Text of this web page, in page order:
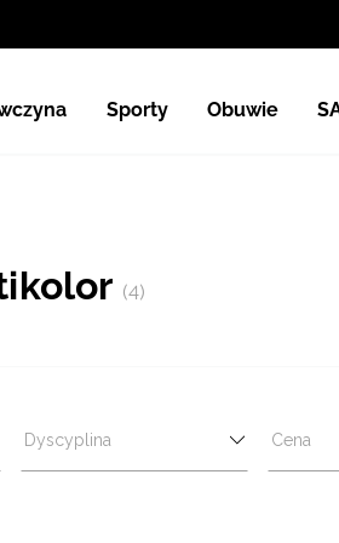
Sporty Obuwie
(4)
Dyscyplina Cena